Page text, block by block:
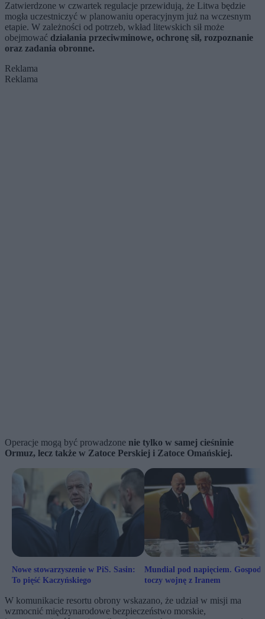
Zatwierdzone w czwartek regulacje przewidują, że Litwa będzie
mogła uczestniczyć w planowaniu operacyjnym już na wczesnym
etapie. W zależności od potrzeb, wkład litewskich sił może
obejmować działania przeciwminowe, ochronę sił, rozpoznanie
oraz zadania obronne.
Reklama
Reklama
Operacje mogą być prowadzone nie tylko w samej cieśninie
Ormuz, lecz także w Zatoce Perskiej i Zatoce Omańskiej.
Nowe stowarzyszenie w PiS. Sasin:
To pięść Kaczyńskiego
Mundial pod napięciem.
toczy wojnę z Iranem
W komunikacie resortu obrony wskazano, że udział w misji ma
wzmocnić międzynarodowe bezpieczeństwo morskie,